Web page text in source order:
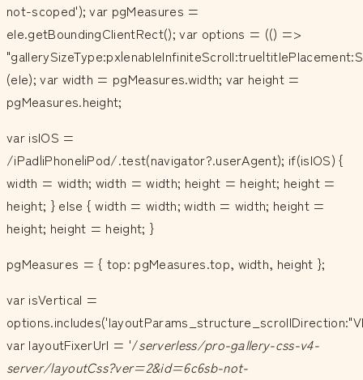
not-scoped'); var pgMeasures =
ele.getBoundingClientRect(); var options = (() =>
(ele); var width = pgMeasures.width; var height =
pgMeasures.height;
var isIOS =
/iPad|iPhone|iPod/.test(navigator?.userAgent); if(isIOS) {
width = width; width = width; height = height; height =
height; } else { width = width; width = width; height =
height; height = height; }
pgMeasures = { top: pgMeasures.top, width, height };
var isVertical =
var layoutFixerUrl = '/serverless/pro-gallery-css-v4-
server/layoutCss?ver=2&id=6c6sb-not-